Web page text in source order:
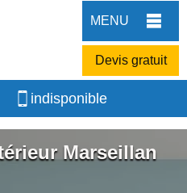
MENU
Devis gratuit
indisponible
Marseillan